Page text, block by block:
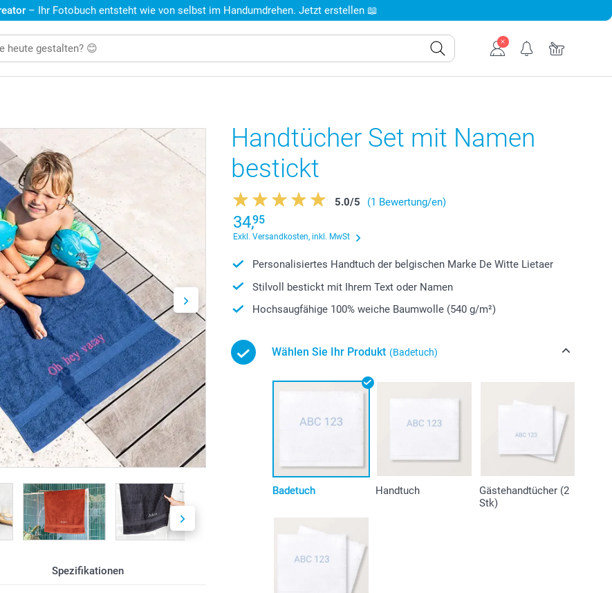
– Ihr Fotobuch entsteht wie von selbst im Handumdrehen. Jetzt erstellen 📖
Spezifikationen
Handtücher Set mit Namen
bestickt
5.0/5 (1 Bewertung/en)
34,95
Exkl. Versandkosten, inkl. MwSt
Personalisiertes Handtuch der belgischen Marke De Witte Lietaer
Stilvoll bestickt mit Ihrem Text oder Namen
Hochsaugfähige 100% weiche Baumwolle (540 g/m²)
Wählen Sie Ihr Produkt (Badetuch)
Badetuch Handtuch
Gästehandtücher (2
Stk)